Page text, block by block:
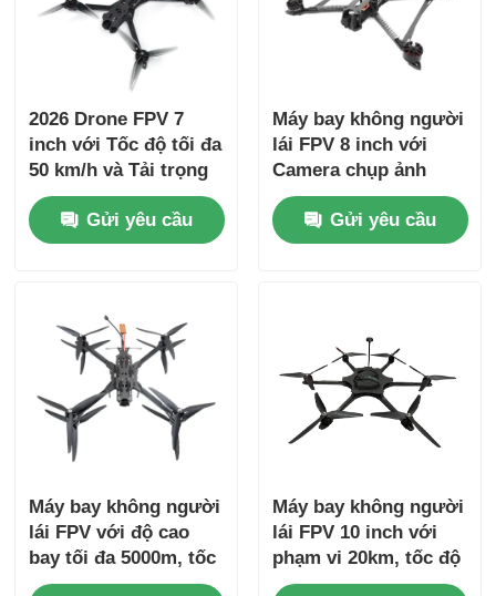
2026 Drone FPV 7
inch với Tốc độ tối đa
50 km/h và Tải trọng
20kg cho Ứng dụng
Công nghiệpGửi yêu cầu
Máy bay không người
lái FPV 8 inch với
Camera chụp ảnh
nhiệt 4K UHD 50kg
Trọng lượng tải và
khoảng cách bay tối
Gửi yêu cầu
Máy bay không người
lái FPV với độ cao
bay tối đa 5000m, tốc
độ 156 KM/H và phạm
Máy bay không người
lái FPV 10 inch với
phạm vi 20km, tốc độ
175 KM/H và tải trọng